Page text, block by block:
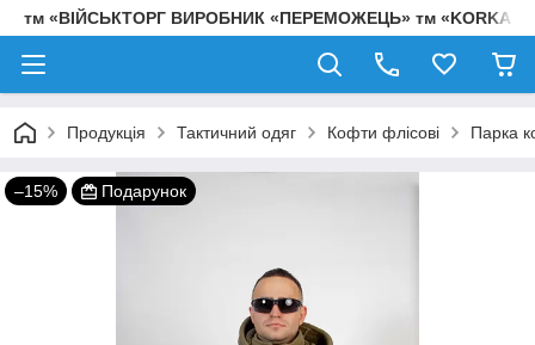
тм «ВІЙСЬКТОРГ ВИРОБНИК «ПЕРЕМОЖЕЦЬ» тм «KORKA»
Продукція Тактичний одяг Кофти флісові Парка
–15% Подарунок